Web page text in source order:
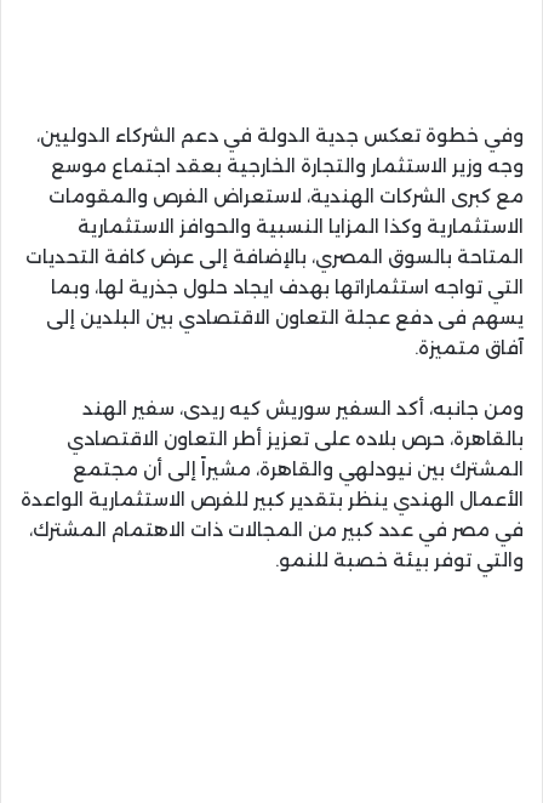
وفي خطوة تعكس جدية الدولة في دعم الشركاء الدوليين،
وجه وزير الاستثمار والتجارة الخارجية بعقد اجتماع موسع
مع كبرى الشركات الهندية، لاستعراض الفرص والمقومات
الاستثمارية وكذا المزايا النسبية والحوافز الاستثمارية
المتاحة بالسوق المصري، بالإضافة إلى عرض كافة التحديات
التي تواجه استثماراتها بهدف ايجاد حلول جذرية لها، وبما
يسهم فى دفع عجلة التعاون الاقتصادي بين البلدين إلى
آفاق متميزة.
​ومن جانبه، أكد السفير سوريش كيه ريدى، سفير الهند
بالقاهرة، حرص بلاده على تعزيز أطر التعاون الاقتصادي
المشترك بين نيودلهي والقاهرة، مشيراً إلى أن مجتمع
الأعمال الهندي ينظر بتقدير كبير للفرص الاستثمارية الواعدة
في مصر في عدد كبير من المجالات ذات الاهتمام المشترك،
والتي توفر بيئة خصبة للنمو.